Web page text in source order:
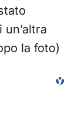
la foto)